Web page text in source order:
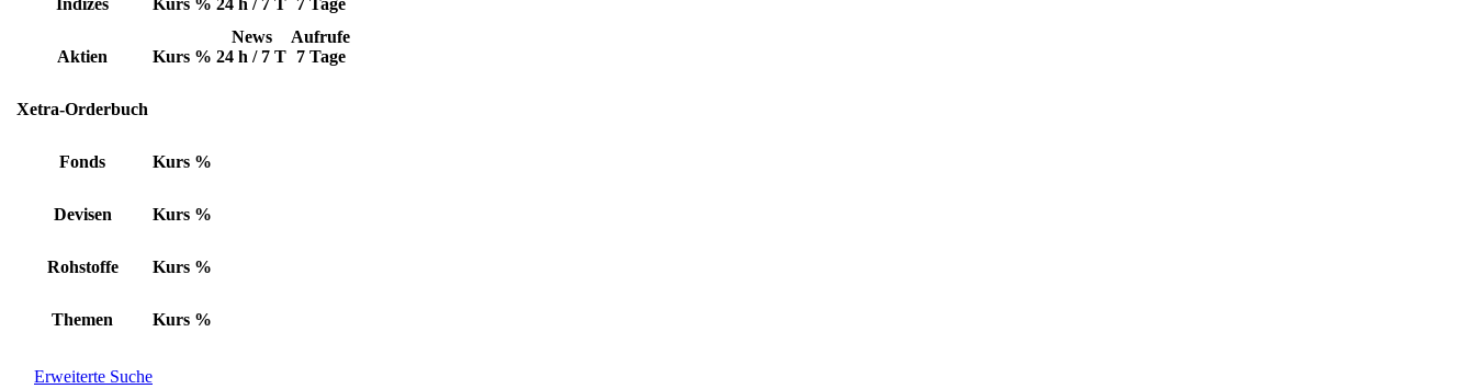
Indizes Kurs % 24 h / 7 T 7 Tage
Aktien Kurs %
News
24 h / 7 T
Aufrufe
7 Tage
Xetra-Orderbuch
Fonds Kurs %
Devisen Kurs %
Rohstoffe Kurs %
Themen Kurs %
Erweiterte Suche